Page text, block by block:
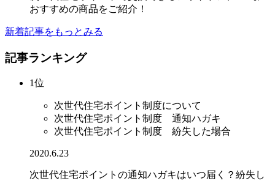
おすすめの商品をご紹介！
新着記事をもっとみる
記事ランキング
1位
次世代住宅ポイント制度について
次世代住宅ポイント制度 通知ハガキ
次世代住宅ポイント制度 紛失した場合
2020.6.23
次世代住宅ポイントの通知ハガキはいつ届く？紛失し